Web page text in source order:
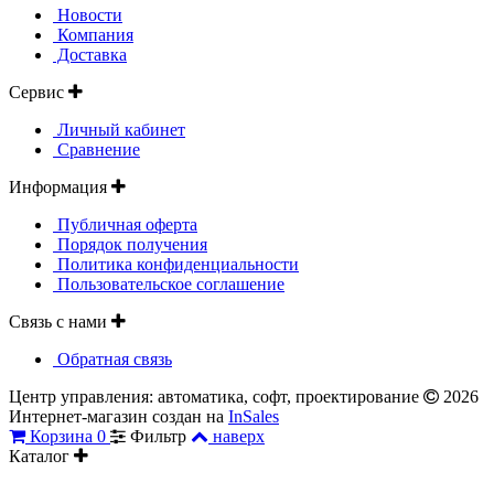
Новости
Компания
Доставка
Сервис
Личный кабинет
Сравнение
Информация
Публичная оферта
Порядок получения
Политика конфиденциальности
Пользовательское соглашение
Связь с нами
Обратная связь
Центр управления: автоматика, софт, проектирование
2026
Интернет-магазин создан на InSales
Корзина 0 Фильтр
наверх
Каталог